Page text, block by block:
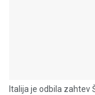
Italija je odbila zahtev